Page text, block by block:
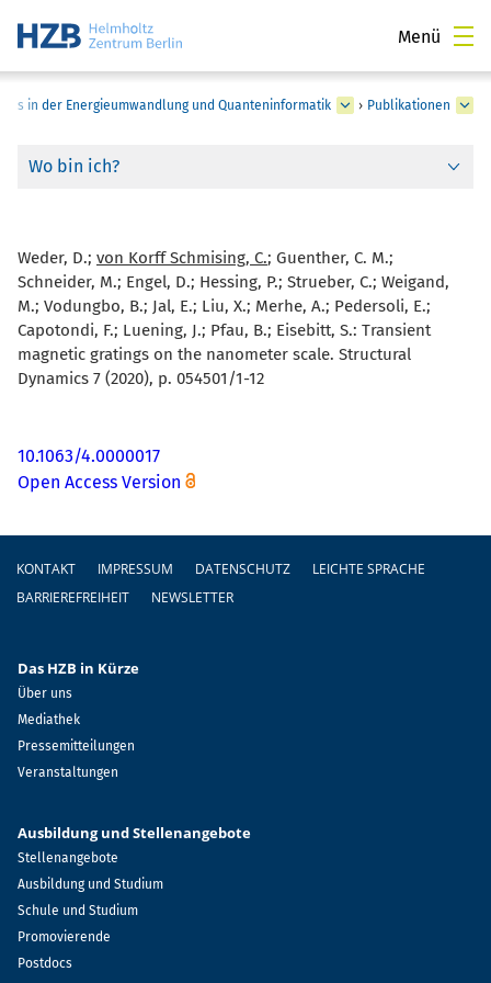
Menü
in der Energieumwandlung und Quanteninformatik › Publikationen
Wo bin ich?
Weder, D.; von Korff Schmising, C.; Guenther, C. M.;
Schneider, M.; Engel, D.; Hessing, P.; Strueber, C.; Weigand,
M.; Vodungbo, B.; Jal, E.; Liu, X.; Merhe, A.; Pedersoli, E.;
Capotondi, F.; Luening, J.; Pfau, B.; Eisebitt, S.: Transient
magnetic gratings on the nanometer scale. Structural
Dynamics 7 (2020), p. 054501/1-12
10.1063/4.0000017
Open Access Version
Fußzeile
KONTAKT IMPRESSUM DATENSCHUTZ
LEICHTE SPRACHE
BARRIEREFREIHEIT
NEWSLETTER
Das HZB in Kürze
Über uns
Mediathek
Pressemitteilungen
Veranstaltungen
Ausbildung und Stellenangebote
Stellenangebote
Ausbildung und Studium
Schule und Studium
Promovierende
Postdocs